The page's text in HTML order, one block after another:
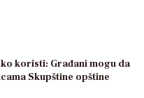
koristi: Građani mogu da
Skupštine opštine